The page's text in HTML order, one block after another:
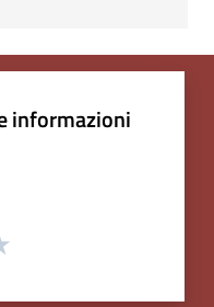
informazioni